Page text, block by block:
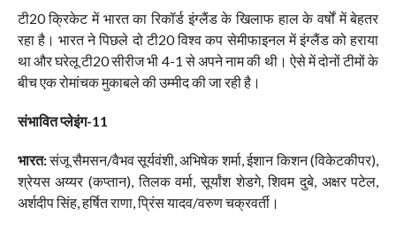
टी20 क्रिकेट में भारत का रिकॉर्ड इंग्लैंड के खिलाफ हाल के वर्षों में बेहतर
रहा है। भारत ने पिछले दो टी20 विश्व कप सेमीफाइनल में इंग्लैंड को हराया
था और घरेलू टी20 सीरीज भी 4-1 से अपने नाम की थी। ऐसे में दोनों टीमों के
बीच एक रोमांचक मुकाबले की उम्मीद की जा रही है।
संभावित प्लेइंग-11
भारत:संजू सैमसन/वैभव सूर्यवंशी, अभिषेक शर्मा, ईशान किशन (विकेटकीपर),
श्रेयस अय्यर (कप्तान), तिलक वर्मा, सूर्यांश शेडगे, शिवम दुबे, अक्षर पटेल,
अर्शदीप सिंह, हर्षित राणा, प्रिंस यादव/वरुण चक्रवर्ती।